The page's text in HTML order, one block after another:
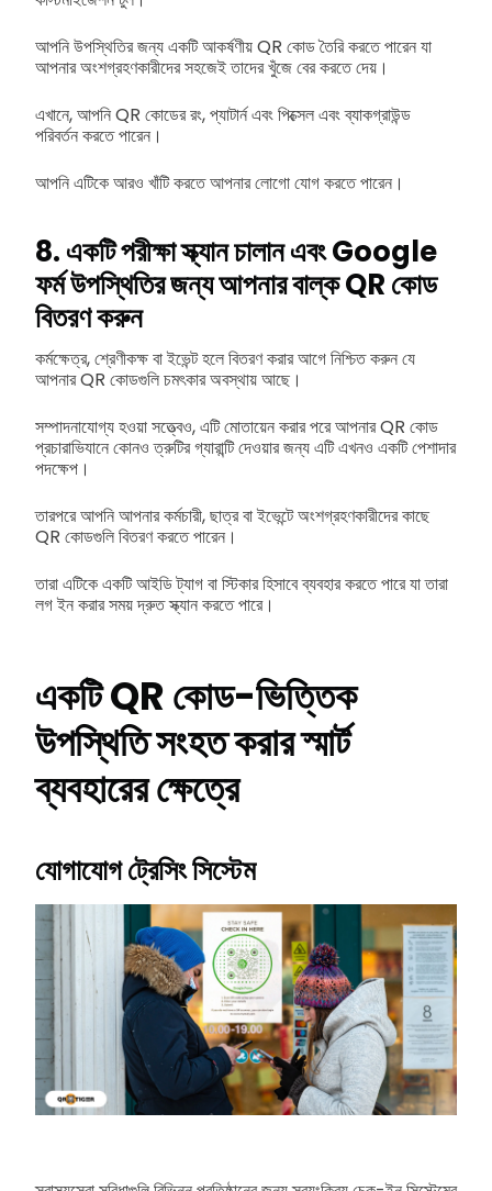
আপনি উপস্থিতির জন্য একটি আকর্ষণীয় QR কোড তৈরি করতে পারেন যা
আপনার অংশগ্রহণকারীদের সহজেই তাদের খুঁজে বের করতে দেয়।
এখানে, আপনি QR কোডের রং, প্যাটার্ন এবং পিক্সেল এবং ব্যাকগ্রাউন্ড
পরিবর্তন করতে পারেন।
আপনি এটিকে আরও খাঁটি করতে আপনার লোগো যোগ করতে পারেন।
8. একটি পরীক্ষা স্ক্যান চালান এবং Google
ফর্ম উপস্থিতির জন্য আপনার বাল্ক QR কোড
বিতরণ করুন
কর্মক্ষেত্র, শ্রেণীকক্ষ বা ইভেন্ট হলে বিতরণ করার আগে নিশ্চিত করুন যে
আপনার QR কোডগুলি চমৎকার অবস্থায় আছে।
সম্পাদনাযোগ্য হওয়া সত্ত্বেও, এটি মোতায়েন করার পরে আপনার QR কোড
প্রচারাভিযানে কোনও ত্রুটির গ্যারান্টি দেওয়ার জন্য এটি এখনও একটি পেশাদার
পদক্ষেপ।
তারপরে আপনি আপনার কর্মচারী, ছাত্র বা ইভেন্টে অংশগ্রহণকারীদের কাছে
QR কোডগুলি বিতরণ করতে পারেন।
তারা এটিকে একটি আইডি ট্যাগ বা স্টিকার হিসাবে ব্যবহার করতে পারে যা তারা
লগ ইন করার সময় দ্রুত স্ক্যান করতে পারে।
একটি QR কোড-ভিত্তিক
উপস্থিতি সংহত করার স্মার্ট
ব্যবহারের ক্ষেত্রে
যোগাযোগ ট্রেসিং সিস্টেম